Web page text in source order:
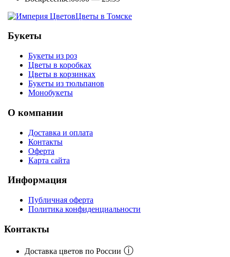
Цветы в Томске
Букеты
Букеты из роз
Цветы в коробках
Цветы в корзинках
Букеты из тюльпанов
Монобукеты
О компании
Доставка и оплата
Контакты
Оферта
Карта сайта
Информация
Публичная оферта
Политика конфиденциальности
Контакты
Доставка цветов по России ⓘ